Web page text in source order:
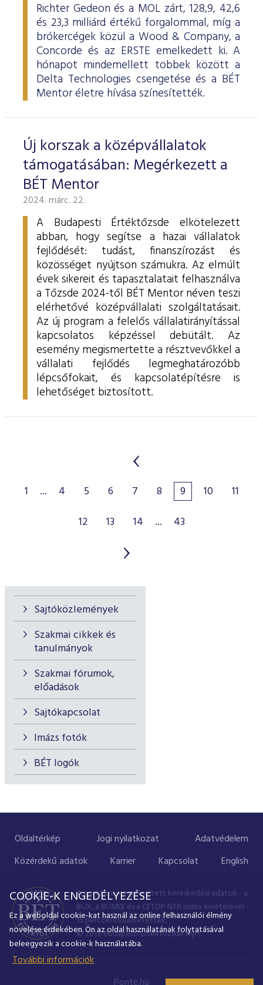
Sajtóközlemények
Szakmai cikkek és
tanulmányok
Szakmai fórumok,
előadások
Sajtókapcsolat
Imázs fotók
BÉT logók
Richter Gedeon és a MOL zárt, 128,9, 42,6
és 23,3 milliárd értékű forgalommal, míg a
brókercégek közül a Wood & Company, a
Concorde és az ERSTE emelkedett ki. A
hónapot mindemellett többek között a
Delta Technologies csengetése és a BÉT
Mentor életre hívása színesítették.
Új korszak a középvállalatok
támogatásában: Megérkezett a
BÉT Mentor
2024. márc. 22.
A Budapesti Értéktőzsde elkötelezett
abban, hogy segítse a hazai vállalatok
fejlődését: tudást, finanszírozást és
közösséget nyújtson számukra. Az elmúlt
évek sikereit és tapasztalatait felhasználva
a Tőzsde 2024-től BÉT Mentor néven teszi
elérhetővé középvállalati szolgáltatásait.
Az új program a felelős vállalatirányítással
kapcsolatos képzéssel debütált. Az
esemény megismertette a résztvevőkkel a
vállalati fejlődés legmeghatározóbb
lépcsőfokait, és kapcsolatépítésre is
lehetőséget biztosított.
1 ... 4 5 6 7 8 9 10
11
12
13 14 ... 43
Oldaltérkép Jogi nyilatkozat
Adatvédelem
Közérdekű adatok
Karrier Kapcsolat English
A portálon megjelenített kereskedési adatok - a
BUX, a BUMIX és a CETOP NTR index kivételével -
15 perccel késleltetettek.
© 2019 Budapesti Értéktőzsde Nyrt.
COOKIE-K ENGEDÉLYEZÉSE
Ez a weboldal cookie-kat használ az online felhasználói élmény
növelése érdekében. Ön az oldal használatának folytatásával
beleegyezik a cookie-k használatába.
További információk